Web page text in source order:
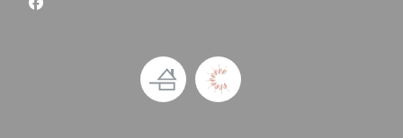
Facebook ((ouvre une nouvelle fenêtre))